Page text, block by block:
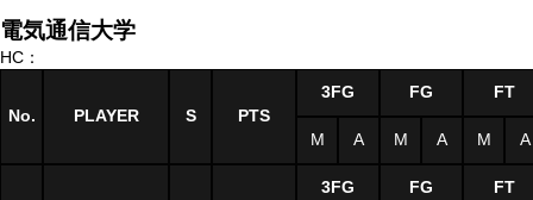
電気通信大学
HC：
No. PLAYER S PTS
3FG FG FT
M A M A M A
3FG FG FT